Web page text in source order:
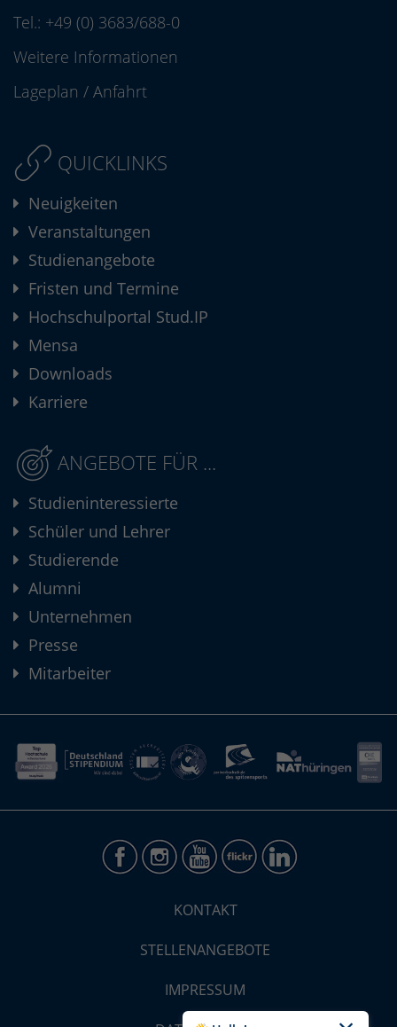
Tel.: +49 (0) 3683/688-0
Weitere Informationen
Lageplan / Anfahrt
QUICKLINKS
Neuigkeiten
Veranstaltungen
Studienangebote
Fristen und Termine
Hochschulportal Stud.IP
Mensa
Downloads
Karriere
ANGEBOTE FÜR ...
Studieninteressierte
Schüler und Lehrer
Studierende
Alumni
Unternehmen
Presse
Mitarbeiter
KONTAKT
STELLENANGEBOTE
IMPRESSUM